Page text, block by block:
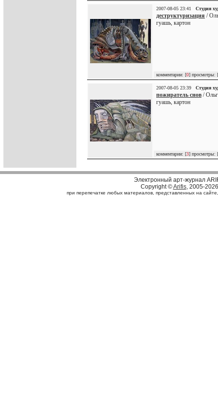
2007-08-05 23:41 Студия
деструктуризация /
гуашь, картон
комментарии: [0] просмотры: [
2007-08-05 23:39 Студия
пожиратель снов /
гуашь, картон
комментарии: [3] просмотры: [
Электронный арт-журнал
Copyright ©Arifis, 2005-2026
при перепечатке любых материалов, представленных на